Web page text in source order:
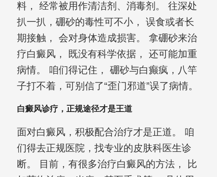
料， 经常被用作清洁剂、消毒剂。 往深处
扒一扒，硼砂的毒性可不小， 误食或者长
期接触， 会对身体造成损害。 拿硼砂来治
疗白癜风， 既没有科学依据， 还可能加重
病情。 咱们得记住， 硼砂与白癫疯，八竿
子打不着，可别信了“歪门邪道”误了病情。
白癜风诊疗，正规途径才是王道
面对白癜风，积极配合治疗才是正道。 咱
们得去正规医院，找专业的皮肤科医生诊
断。 目前，有很多治疗白癜风的方法， 比